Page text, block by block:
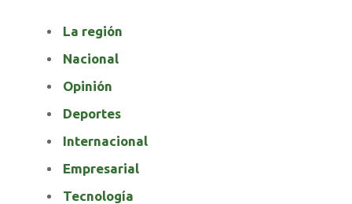
La región
Nacional
Opinión
Deportes
Internacional
Empresarial
Tecnología